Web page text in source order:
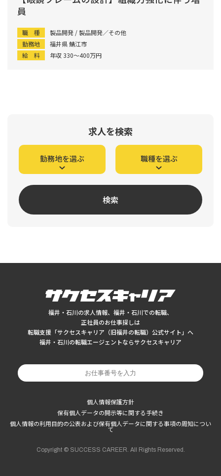
員
職 種
製品開発 / 製品開発／その他
勤務地
福井県 鯖江市
給 料
年収 330〜400万円
求人を検索
勤務地を選ぶ 職種を選ぶ
検索
福井・石川の求人情報、福井・石川での転職、
正社員のお仕事探しは
転職支援「サクセスキャリア（旧福井の転職）公式サイト」へ
福井・石川の転職エージェントならサクセスキャリア
個人情報保護方針
保有個人データの開示等に関する手続き
個人情報の利用目的の公表および保有個人データに関する事項の周知につい
て
Copyright © SUCCESS CAREER. All Rights Reserved.